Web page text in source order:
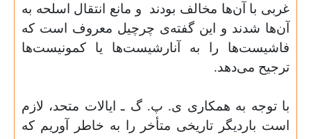
غربی با آن‌ها مخالف بودند
و مانع انتقال اسلحه به
آن‌ها شدند و این گفته‌ی چرچیل معروف است که
فاشیست‌ها را به آنارشیست‌ها یا کمونیست‌ها
ترجیح می‌دهد.
با توجه به همکاری ی. پ. گ ـ ایالات متحد، لازم
است باردیگر تاریخی متأخر را به خاطر آوریم که